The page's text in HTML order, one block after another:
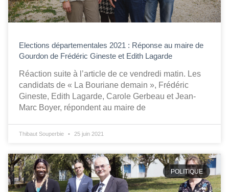
Elections départementales 2021 : Réponse au maire de
Gourdon de Frédéric Gineste et Edith Lagarde
Réaction suite à l’article de ce vendredi matin. Les
candidats de « La Bouriane demain », Frédéric
Gineste, Edith Lagarde, Carole Gerbeau et Jean-
Marc Boyer, répondent au maire de
Thibaut Souperbie 25 juin 2021
POLITIQUE